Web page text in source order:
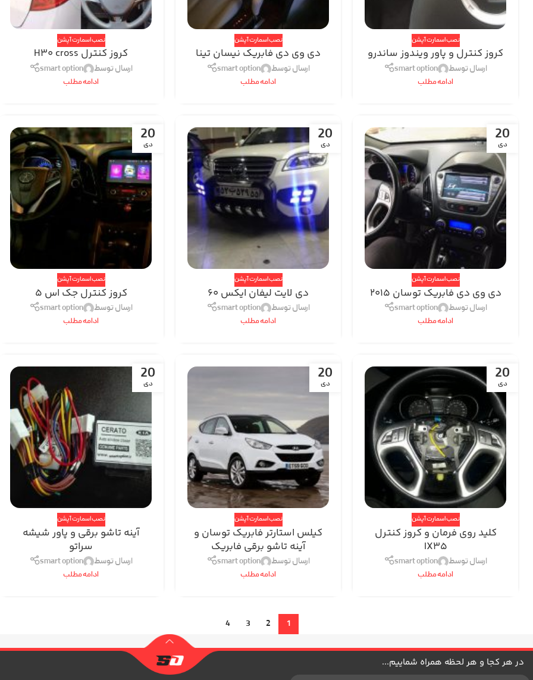
نصب اسمارت آپشن
کروز کنترل و پاور ویندوز ساندرو
ارسال توسط smart option
ادامه مطلب
نصب اسمارت آپشن
دی وی دی فابریک نیسان تینا
ارسال توسط smart option
ادامه مطلب
نصب اسمارت آپشن
کروز کنترل H30 cross
ارسال توسط smart option
ادامه مطلب
20
دی
نصب اسمارت آپشن
دی وی دی فابریک توسان ٢٠١٥
ارسال توسط smart option
ادامه مطلب
20
دی
نصب اسمارت آپشن
دی لایت لیفان ایکس 60
ارسال توسط smart option
ادامه مطلب
20
دی
نصب اسمارت آپشن
کروز کنترل جک اس 5
ارسال توسط smart option
ادامه مطلب
20
دی
نصب اسمارت آپشن
کلید روی فرمان و کروز کنترل
IX35
ارسال توسط smart option
ادامه مطلب
20
دی
نصب اسمارت آپشن
کیلس استارتر فابریک توسان و
آینه تاشو برقی فابریک
ارسال توسط smart option
ادامه مطلب
20
دی
نصب اسمارت آپشن
آینه تاشو برقی و پاور شیشه
سراتو
ارسال توسط smart option
ادامه مطلب
1
2
3
4
در هر کجا و هر لحظه همراه شماییم...